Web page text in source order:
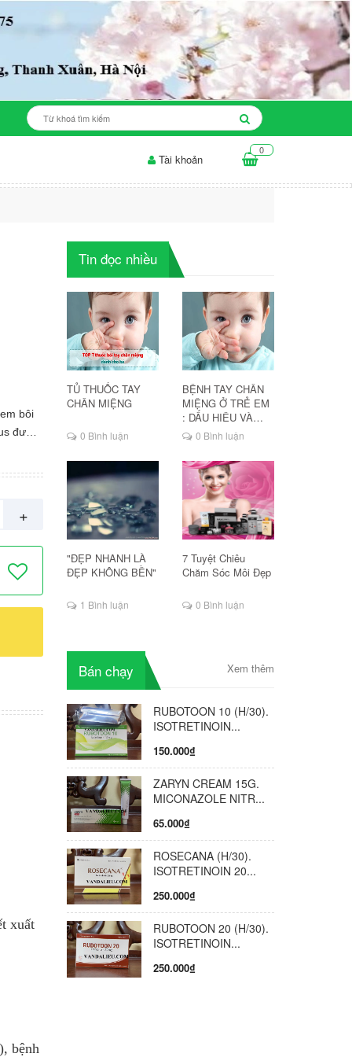
Thời gian để sản phẩm làm trắng da...
0
Tài khoản
bôi
được
+
xuất
bệnh
Tin đọc nhiều
TỦ THUỐC TAY
CHÂN MIỆNG
0 Bình luận
BỆNH TAY CHÂN
MIỆNG Ở TRẺ EM
: DẤU HIỆU VÀ
CÁCH ĐIỀU TRỊ
0 Bình luận
"ĐẸP NHANH LÀ
ĐẸP KHÔNG BỀN"
1 Bình luận
7 Tuyệt Chiêu
Chăm Sóc Môi Đẹp
0 Bình luận
Bán chạy Xem thêm
RUBOTOON 10 (H/30).
ISOTRETINOIN...
150.000₫
ZARYN CREAM 15G.
MICONAZOLE NITR...
65.000₫
ROSECANA (H/30).
ISOTRETINOIN 20...
250.000₫
RUBOTOON 20 (H/30).
ISOTRETINOIN...
250.000₫